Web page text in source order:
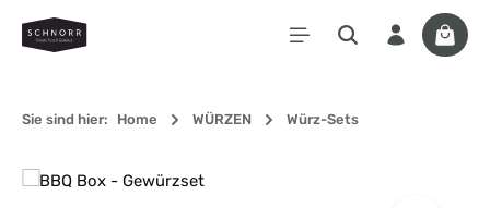
Zum Hauptinhalt springen
Sie sind hier: Home WÜRZEN Würz-Sets
Bildergalerie überspringen